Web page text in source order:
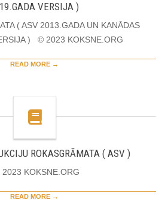
VERSIJA )
( ASV 2013.GADA UN KANĀDAS
) © 2023 KOKSNE.ORG
READ MORE →
ROKASGRĀMATA ( ASV )
KOKSNE.ORG
READ MORE →